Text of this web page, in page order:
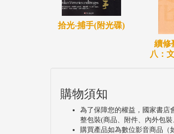
拾光‧捕手(附光碟)
續
八：
購物須知
為了保障您的權益，國家書店
整包裝(商品、附件、內外包
購買產品如為數位影音商品（